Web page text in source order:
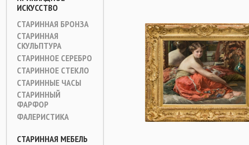
ИСКУССТВО
СТАРИННАЯ БРОНЗА
СТАРИННАЯ
СКУЛЬПТУРА
СТАРИННОЕ СЕРЕБРО
СТАРИННОЕ СТЕКЛО
СТАРИННЫЕ ЧАСЫ
СТАРИННЫЙ
ФАРФОР
ФАЛЕРИСТИКА
СТАРИННАЯ МЕБЕЛЬ